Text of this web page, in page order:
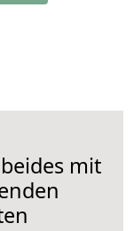
mit